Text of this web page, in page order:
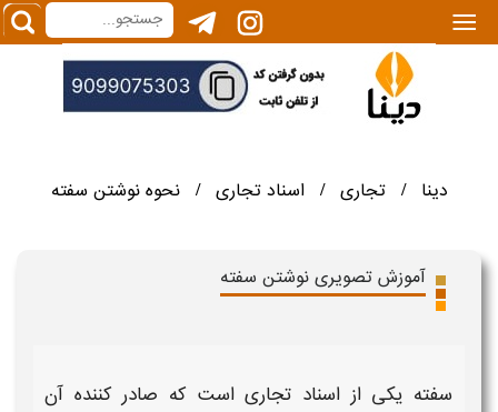
|||
دینا / تجاری / اسناد تجاری / نحوه نوشتن سفته
آموزش تصویری نوشتن سفته
سفته یکی از اسناد تجاری است که صادر کننده آن